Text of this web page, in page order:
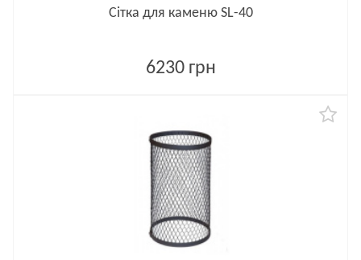
Сітка для каменю SL-40
6230 грн